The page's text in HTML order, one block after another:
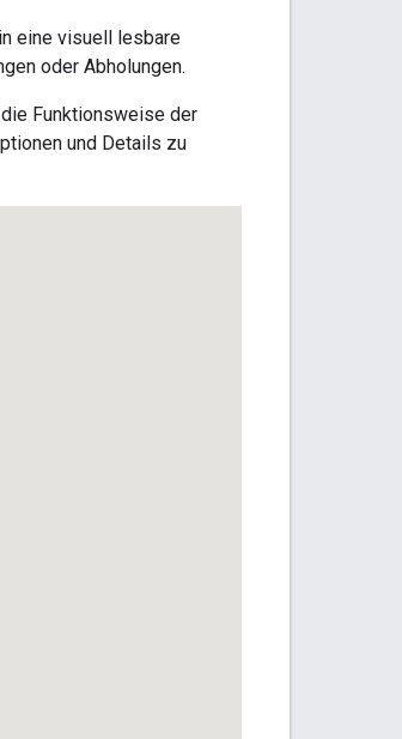
eine visuell lesbare
oder Abholungen.
Funktionsweise der
und Details zu